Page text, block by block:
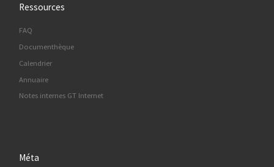
Ressources
FAQ
Documenthèque
Calendrier
Annuaire
Notes internes GT Internet
Méta